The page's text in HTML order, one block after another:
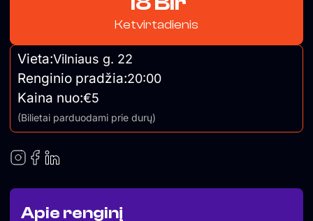
Apie renginį
Ketvirtadienis
Vieta:Vilniaus g. 22
Renginio pradžia:20:00
Kaina nuo:€5
(Bilietai parduodami prie durų)